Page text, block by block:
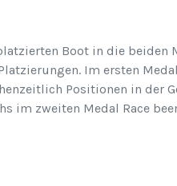
Boot in die beiden
Im ersten
Positionen in der
im zweiten Medal Race